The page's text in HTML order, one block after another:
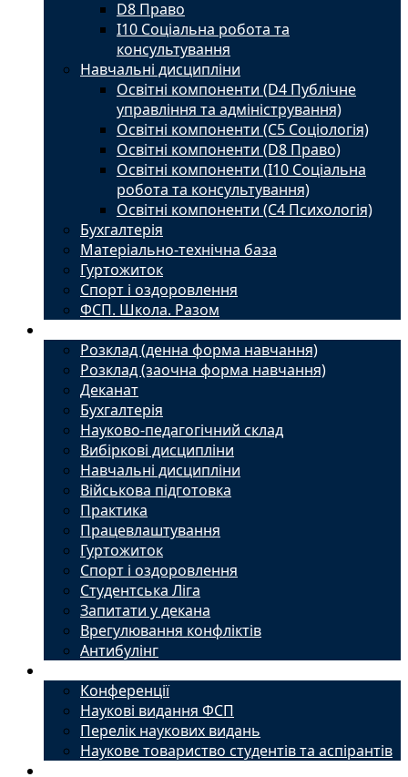
D8 Право
I10 Соціальна робота та
консультування
Навчальні дисципліни
Освітні компоненти (D4 Публічне
управління та адміністрування)
Освітні компоненти (С5 Соціологія)
Освітні компоненти (D8 Право)
Освітні компоненти (I10 Соціальна
робота та консультування)
Освітні компоненти (С4 Психологія)
Бухгалтерія
Матеріально-технічна база
Гуртожиток
Спорт і оздоровлення
ФСП. Школа. Разом
Розклад (денна форма навчання)
Розклад (заочна форма навчання)
Деканат
Бухгалтерія
Науково-педагогічний склад
Вибіркові дисципліни
Навчальні дисципліни
Військова підготовка
Практика
Працевлаштування
Гуртожиток
Спорт і оздоровлення
Студентська Ліга
Запитати у декана
Врегулювання конфліктів
Антибулінг
Конференції
Наукові видання ФСП
Перелік наукових видань
Наукове товариство студентів та аспірантів